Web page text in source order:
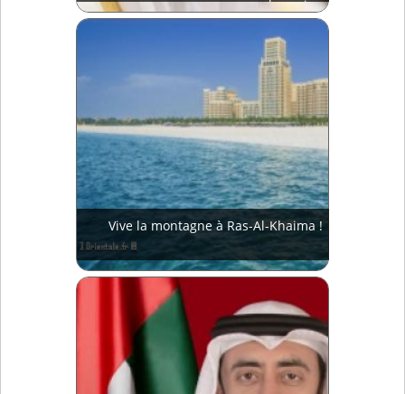
humaine
Vive la montagne à Ras-Al-Khaima !